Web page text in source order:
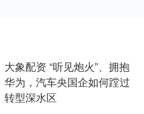
大象配资 “听见炮火”、拥抱
华为，汽车央国企如何蹚过
转型深水区